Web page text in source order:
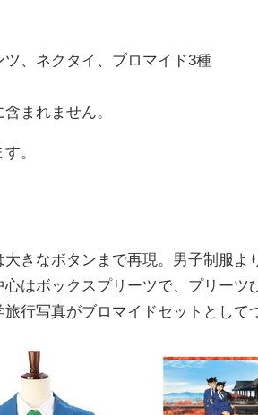
ツ、ネクタイ、ブロマイド3種
まれません。
。
きなボタンまで再現。男子制服
はボックスプリーツで、プリーツ
行写真がブロマイドセットとして